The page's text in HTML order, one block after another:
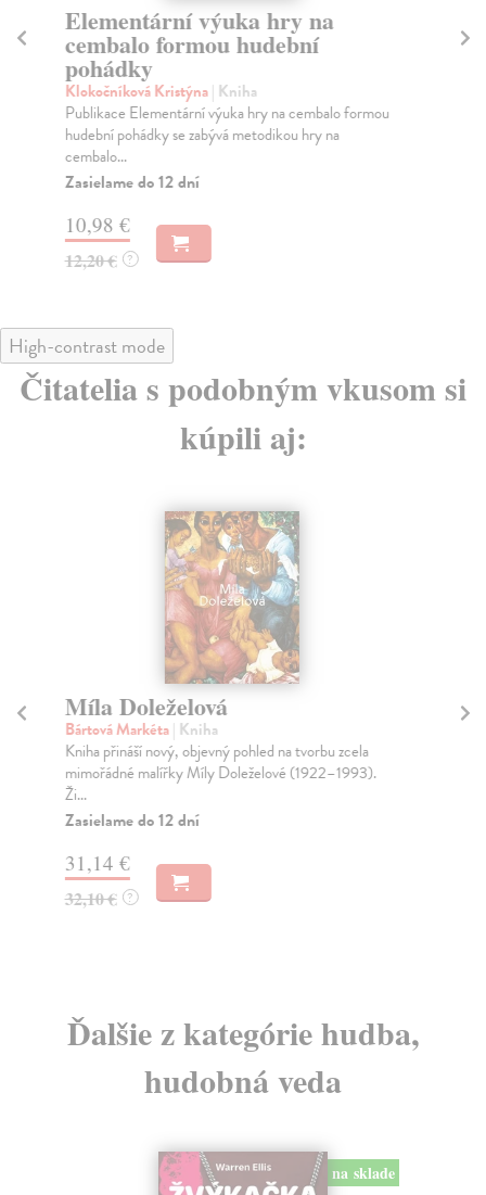
Elementární výuka hry na
cembalo formou hudební
pohádky
Klokočníková Kristýna| Kniha
Publikace Elementární výuka hry na cembalo formou
hudební pohádky se zabývá metodikou hry na
cembalo...
Zasielame do 12 dní
10,98 €
12,20 € ?
High-contrast mode
Čitatelia s podobným vkusom si
kúpili aj:
Míla Doleželová
Bártová Markéta| Kniha
Kniha přináší nový, objevný pohled na tvorbu zcela
mimořádné malířky Míly Doleželové (1922–1993).
Ži...
Zasielame do 12 dní
31,14 €
32,10 € ?
Ďalšie z kategórie hudba,
hudobná veda
na sklade